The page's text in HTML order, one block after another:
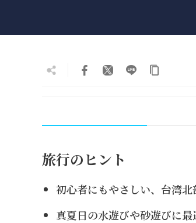
旅行のヒント
初心者にもやさしい、台湾
真夏日の水遊びや砂遊びに最